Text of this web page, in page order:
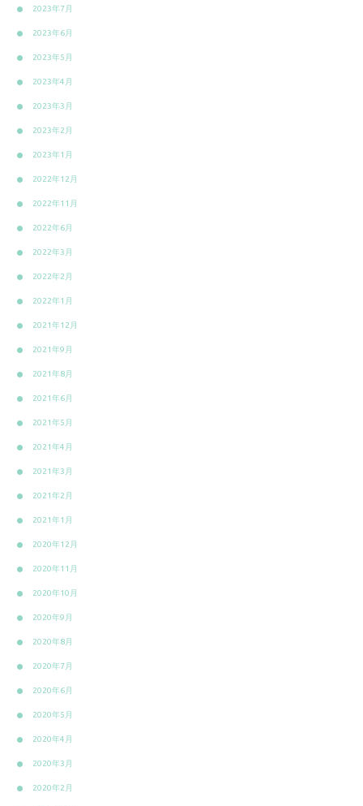
2023年7月
2023年6月
2023年5月
2023年4月
2023年3月
2023年2月
2023年1月
2022年12月
2022年11月
2022年6月
2022年3月
2022年2月
2022年1月
2021年12月
2021年9月
2021年8月
2021年6月
2021年5月
2021年4月
2021年3月
2021年2月
2021年1月
2020年12月
2020年11月
2020年10月
2020年9月
2020年8月
2020年7月
2020年6月
2020年5月
2020年4月
2020年3月
2020年2月